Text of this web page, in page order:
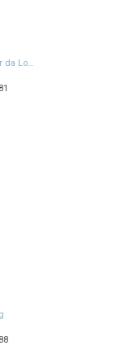
Proprietário e Administrador da Casa Relvas, Administrador da Logoplaste, Administrador da Norfin